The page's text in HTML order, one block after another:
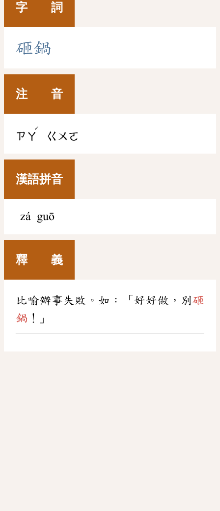
字 詞
砸鍋
注 音
ㄗㄚ
ˊ
ㄍㄨㄛ
漢語拼音
zá guō
釋 義
比喻辦事失敗。如：「好好做，別砸
鍋 ！」